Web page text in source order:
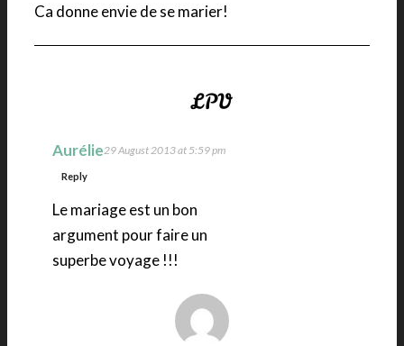
Ca donne envie de se marier!
Aurélie29 August 2013 at 5:59 pm
Reply
Le mariage est un bon
argument pour faire un
superbe voyage !!!